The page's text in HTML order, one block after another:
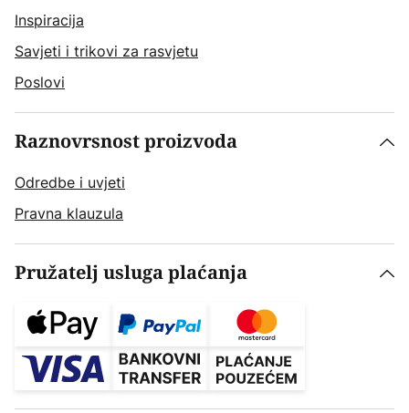
Inspiracija
Savjeti i trikovi za rasvjetu
Poslovi
Raznovrsnost proizvoda
Odredbe i uvjeti
Pravna klauzula
Pružatelj usluga plaćanja